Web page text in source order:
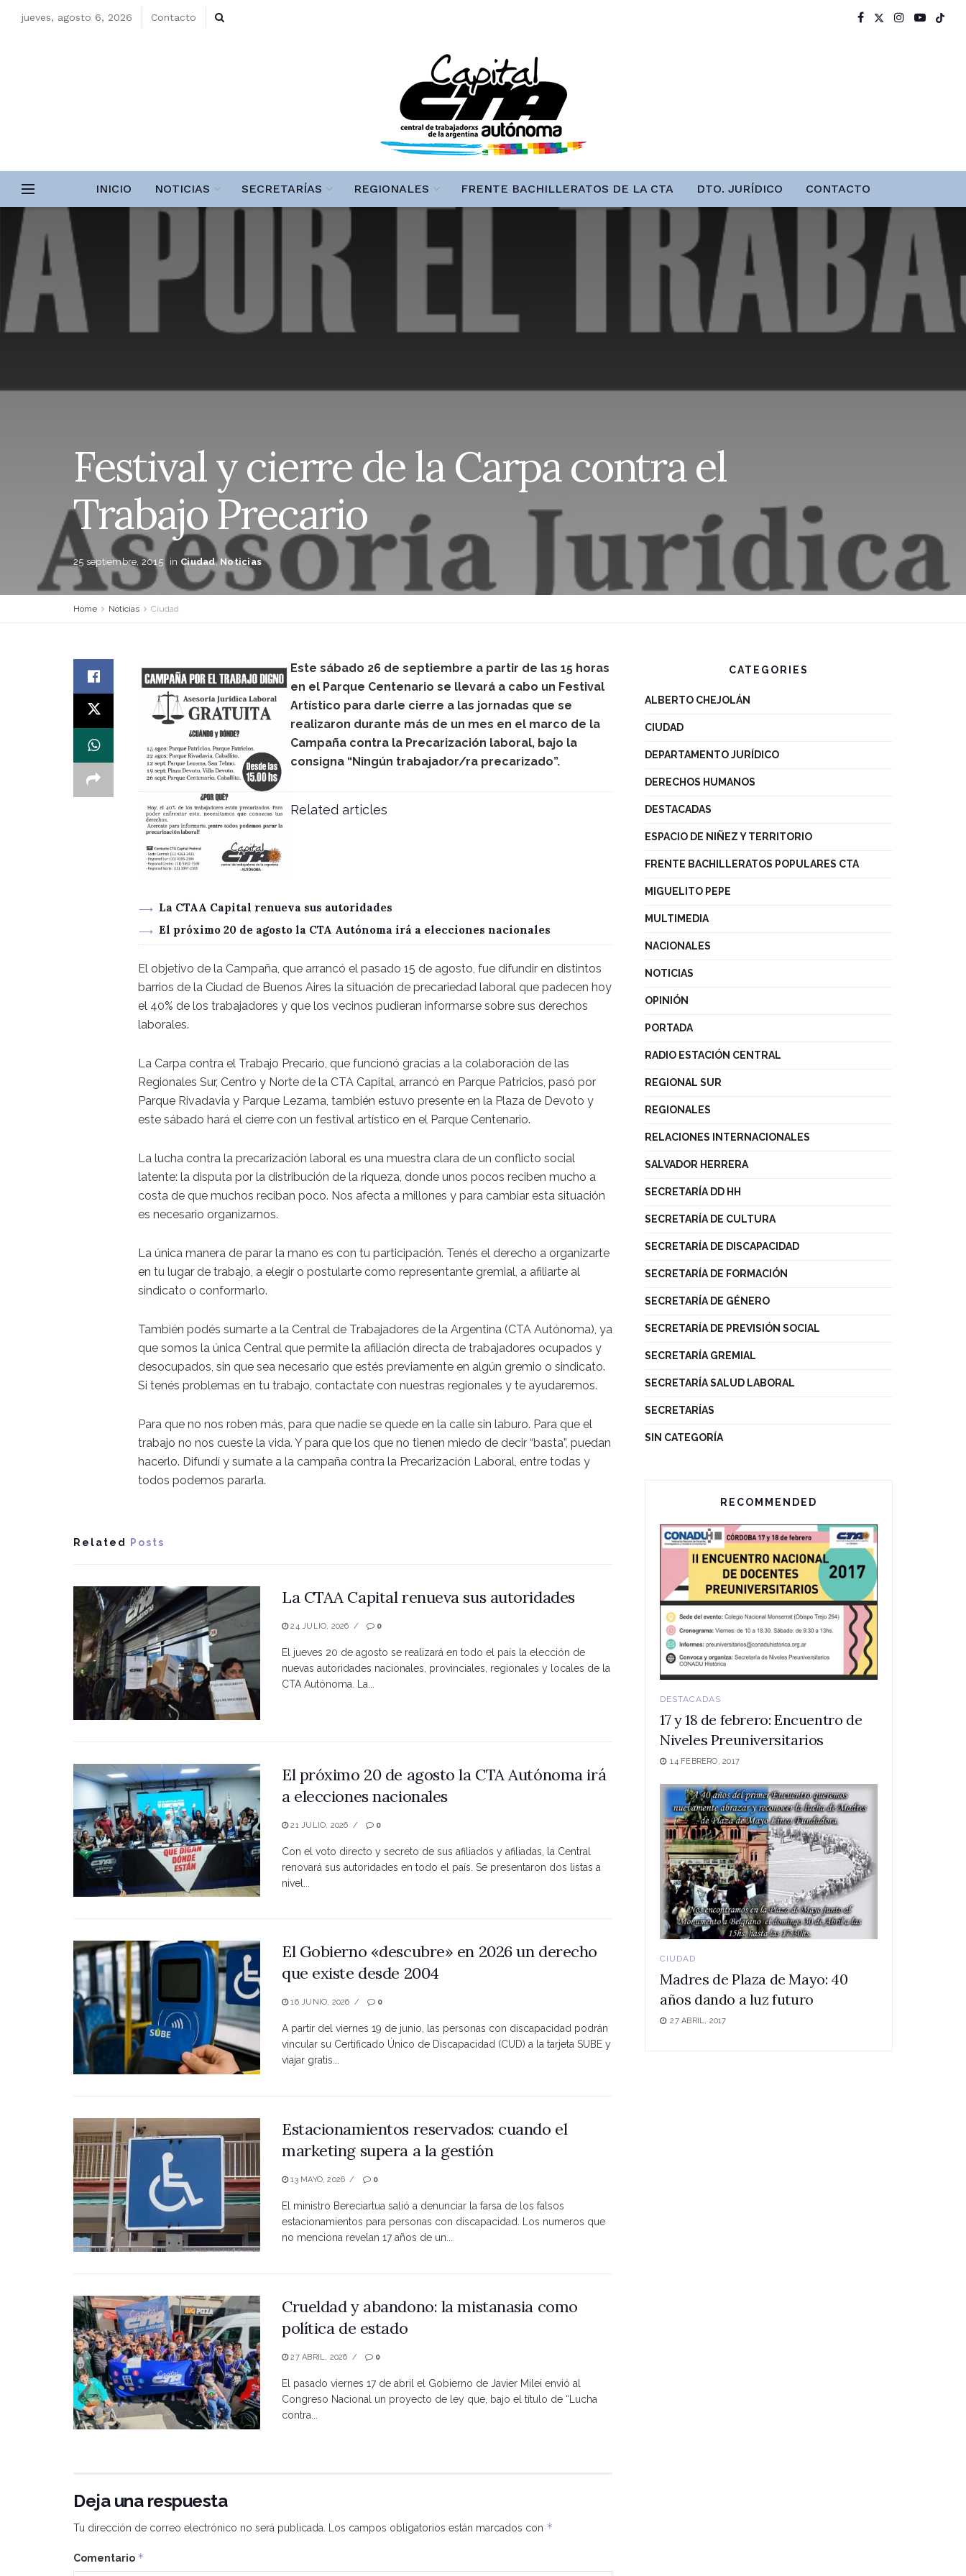
jueves, agosto 6, 2026 Contacto
INICIO NOTICIAS SECRETARÍAS REGIONALES FRENTE BACHILLERATOS DE LA CTA DTO. JURÍDICO CONTACTO
Festival y cierre de la Carpa contra el
Trabajo Precario
25 septiembre, 2015 in Ciudad, Noticias
Home Noticias Ciudad
Este sábado 26 de septiembre a partir de las 15 horas
en el Parque Centenario se llevará a cabo un Festival
Artístico para darle cierre a las jornadas que se
realizaron durante más de un mes en el marco de la
Campaña contra la Precarización laboral, bajo la
consigna “Ningún trabajador/ra precarizado”.
Related articles
La CTAA Capital renueva sus autoridades
El próximo 20 de agosto la CTA Autónoma irá a elecciones nacionales
El objetivo de la Campaña, que arrancó el pasado 15 de agosto, fue difundir en distintos
barrios de la Ciudad de Buenos Aires la situación de precariedad laboral que padecen hoy
el 40% de los trabajadores y que los vecinos pudieran informarse sobre sus derechos
laborales.
La Carpa contra el Trabajo Precario, que funcionó gracias a la colaboración de las
Regionales Sur, Centro y Norte de la CTA Capital, arrancó en Parque Patricios, pasó por
Parque Rivadavia y Parque Lezama, también estuvo presente en la Plaza de Devoto y
este sábado hará el cierre con un festival artístico en el Parque Centenario.
La lucha contra la precarización laboral es una muestra clara de un conflicto social
latente: la disputa por la distribución de la riqueza, donde unos pocos reciben mucho a
costa de que muchos reciban poco. Nos afecta a millones y para cambiar esta situación
es necesario organizarnos.
La única manera de parar la mano es con tu participación. Tenés el derecho a organizarte
en tu lugar de trabajo, a elegir o postularte como representante gremial, a afiliarte al
sindicato o conformarlo.
También podés sumarte a la Central de Trabajadores de la Argentina (CTA Autónoma), ya
que somos la única Central que permite la afiliación directa de trabajadores ocupados y
desocupados, sin que sea necesario que estés previamente en algún gremio o sindicato.
Si tenés problemas en tu trabajo, contactate con nuestras regionales y te ayudaremos.
Para que no nos roben más, para que nadie se quede en la calle sin laburo. Para que el
trabajo no nos cueste la vida. Y para que los que no tienen miedo de decir “basta”, puedan
hacerlo. Difundí y sumate a la campaña contra la Precarización Laboral, entre todas y
todos podemos pararla.
Related Posts
La CTAA Capital renueva sus autoridades
24 JULIO, 2026 0
El jueves 20 de agosto se realizará en todo el país la elección de
nuevas autoridades nacionales, provinciales, regionales y locales de la
CTA Autónoma. La...
El próximo 20 de agosto la CTA Autónoma irá
a elecciones nacionales
21 JULIO, 2026 0
Con el voto directo y secreto de sus afiliados y afiliadas, la Central
renovará sus autoridades en todo el país. Se presentaron dos listas a
nivel...
El Gobierno «descubre» en 2026 un derecho
que existe desde 2004
16 JUNIO, 2026 0
A partir del viernes 19 de junio, las personas con discapacidad podrán
vincular su Certificado Único de Discapacidad (CUD) a la tarjeta SUBE y
viajar gratis...
Estacionamientos reservados: cuando el
marketing supera a la gestión
13 MAYO, 2026 0
El ministro Bereciartua salió a denunciar la farsa de los falsos
estacionamientos para personas con discapacidad. Los numeros que
no menciona revelan 17 años de un...
Crueldad y abandono: la mistanasia como
política de estado
27 ABRIL, 2026 0
El pasado viernes 17 de abril el Gobierno de Javier Milei envió al
Congreso Nacional un proyecto de ley que, bajo el título de “Lucha
contra...
Deja una respuesta
Tu dirección de correo electrónico no será publicada. Los campos obligatorios están marcados con *
Comentario *
CATEGORIES
ALBERTO CHEJOLÁN
CIUDAD
DEPARTAMENTO JURÍDICO
DERECHOS HUMANOS
DESTACADAS
ESPACIO DE NIÑEZ Y TERRITORIO
FRENTE BACHILLERATOS POPULARES CTA
MIGUELITO PEPE
MULTIMEDIA
NACIONALES
NOTICIAS
OPINIÓN
PORTADA
RADIO ESTACIÓN CENTRAL
REGIONAL SUR
REGIONALES
RELACIONES INTERNACIONALES
SALVADOR HERRERA
SECRETARÍA DD HH
SECRETARÍA DE CULTURA
SECRETARÍA DE DISCAPACIDAD
SECRETARÍA DE FORMACIÓN
SECRETARÍA DE GÉNERO
SECRETARÍA DE PREVISIÓN SOCIAL
SECRETARÍA GREMIAL
SECRETARÍA SALUD LABORAL
SECRETARÍAS
SIN CATEGORÍA
RECOMMENDED
DESTACADAS
17 y 18 de febrero: Encuentro de
Niveles Preuniversitarios
14 FEBRERO, 2017
CIUDAD
Madres de Plaza de Mayo: 40
años dando a luz futuro
27 ABRIL, 2017